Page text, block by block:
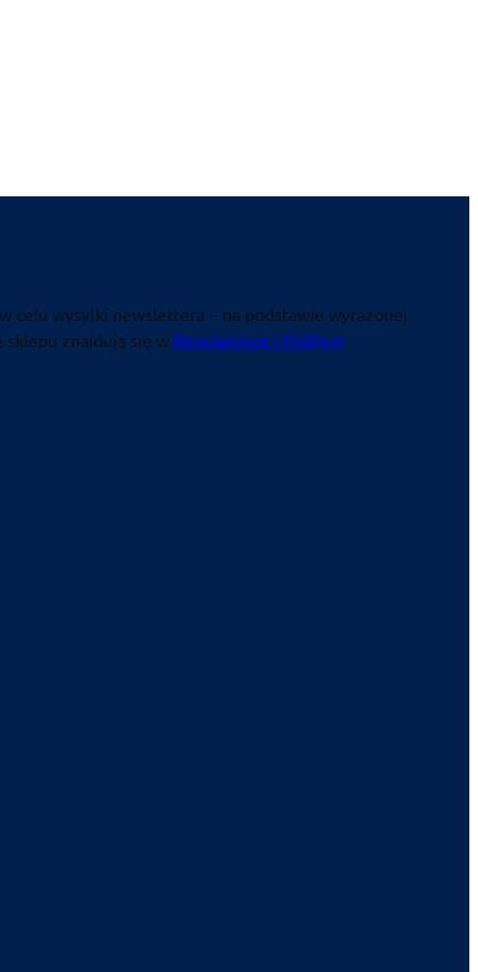
celu wysyłki newslettera – na podstawie wyrażonej
sklepu znajdują się w Regulaminie i Polityce